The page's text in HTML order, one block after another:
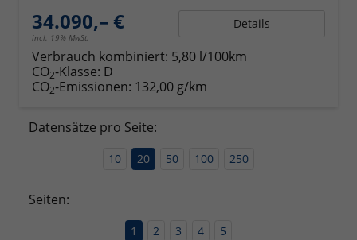
34.090,– €
incl. 19% MwSt.
Details
Verbrauch kombiniert: 5,80 l/100km
CO2-Klasse: D
CO2-Emissionen: 132,00 g/km
Datensätze pro Seite:
10 20 50 100 250
Seiten:
1 2 3 4 5